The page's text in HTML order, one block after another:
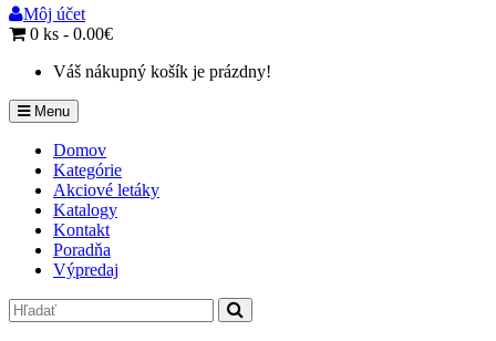
Môj účet
0 ks - 0.00€
Váš nákupný košík je prázdny!
Menu
Domov
Kategórie
Akciové letáky
Katalogy
Kontakt
Poradňa
Výpredaj